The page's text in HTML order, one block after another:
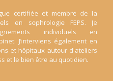
certifiée et membre de la
en sophrologie FEPS. Je
individuels en
J’interviens également en
et hôpitaux autour d'ateliers
et le bien être au quotidien.